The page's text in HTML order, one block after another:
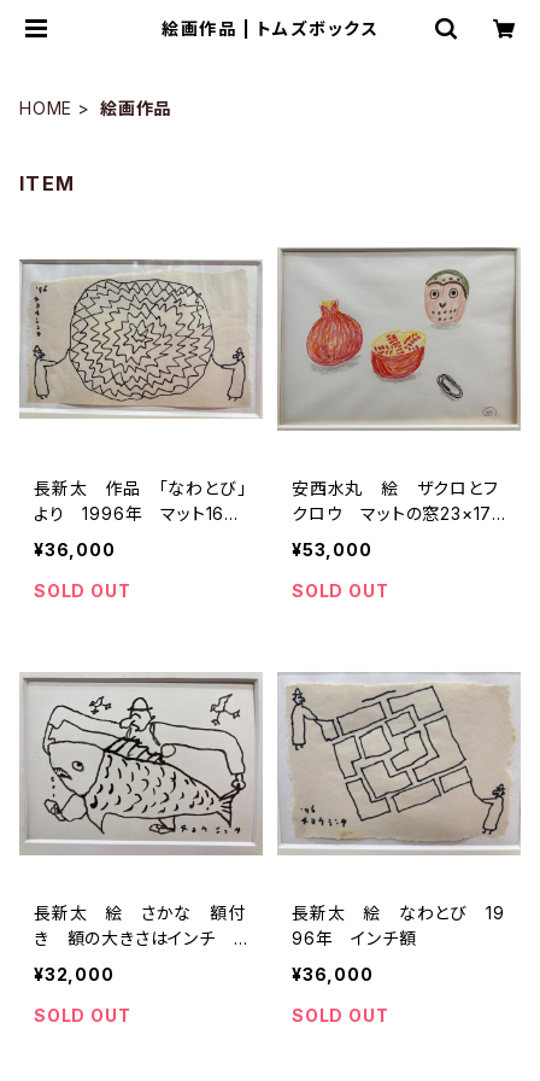
絵画作品 | トムズボックス
HOME 絵画作品
ITEM
長新太 作品 「なわとび」
より 1996年 マット16×1
0センチ インチ額付き
¥36,000
SOLD OUT
安西水丸 絵 ザクロとフ
クロウ マットの窓23×17
センチ 額八ツ切
¥53,000
SOLD OUT
長新太 絵 さかな 額付
き 額の大きさはインチ 1
993年
¥32,000
SOLD OUT
長新太 絵 なわとび 19
96年 インチ額
¥36,000
SOLD OUT